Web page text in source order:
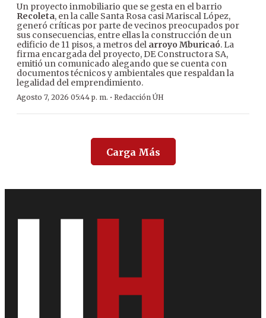
Un proyecto inmobiliario que se gesta en el barrio
Recoleta, en la calle Santa Rosa casi Mariscal López,
generó críticas por parte de vecinos preocupados por
sus consecuencias, entre ellas la construcción de un
edificio de 11 pisos, a metros del arroyo Mburicaó. La
firma encargada del proyecto, DE Constructora SA,
emitió un comunicado alegando que se cuenta con
documentos técnicos y ambientales que respaldan la
legalidad del emprendimiento.
Agosto 7, 2026 05:44 p. m. · Redacción ÚH
Carga Más